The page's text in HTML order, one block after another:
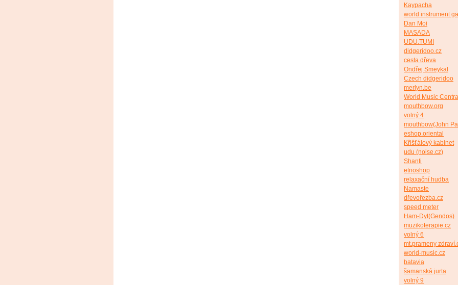
Kaypacha
world instrument
Dan Moi
MASADA
UDU.TUMI
didgeridoo.cz
cesta dřeva
Ondřej Smeykal
Czech didgeridoo
merlyn.be
World Music
mouthbow.org
volný 4
mouthbow(John
eshop.oriental
Křišťálový kabinet
udu (noise.cz)
Shanti
etnoshop
relaxační hudba
Namaste
dřevořezba.cz
speed meter
Ham-Dyt(Gendos)
muzikoterapie.cz
volný 6
mt.prameny
world-music.cz
batavia
šamanská jurta
volný 9